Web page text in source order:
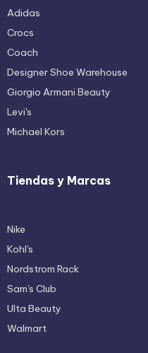
Adidas
Crocs
Coach
Designer Shoe Warehouse
Giorgio Armani Beauty
Levi's
Michael Kors
Tiendas y Marcas
Nike
Kohl's
Nordstrom Rack
Sam's Club
Ulta Beauty
Walmart